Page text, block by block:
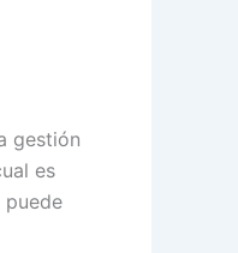
gestión
es
puede